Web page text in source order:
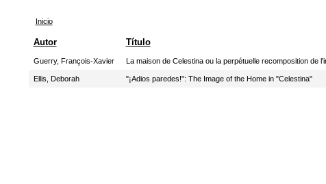
Inicio
Autor Título
Guerry, François-Xavier La maison de Celestina ou la perpétuelle recomposition de
Ellis, Deborah "¡Adios paredes!": The Image of the Home in "Celestina"